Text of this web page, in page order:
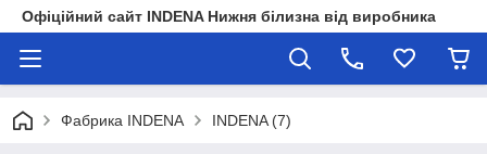
Офіційний сайт INDENA Нижня білизна від виробника
Фабрика INDENA INDENA (7)